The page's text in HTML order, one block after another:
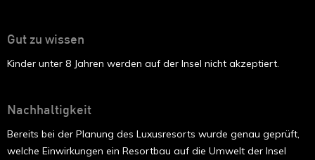
Gut zu wissen
Kinder unter 8 Jahren werden auf der Insel nicht akzeptiert.
Nachhaltigkeit
Bereits bei der Planung des Luxusresorts wurde genau geprüft,
welche Einwirkungen ein Resortbau auf die Umwelt der Insel